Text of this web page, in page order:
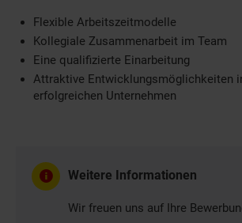
Flexible Arbeitszeitmodelle
Kollegiale Zusammenarbeit im Team
Eine qualifizierte Einarbeitung
Attraktive Entwicklungsmöglichkeiten
erfolgreichen Unternehmen
Weitere Informationen
Wir freuen uns auf Ihre